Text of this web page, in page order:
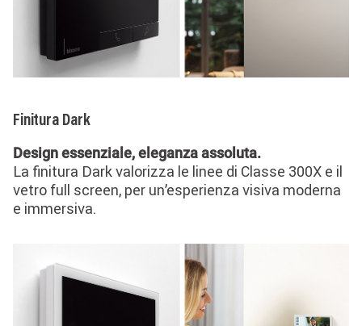
Finitura Dark
Design essenziale, eleganza assoluta.
La finitura Dark valorizza le linee di Classe 300X e il
vetro full screen, per un’esperienza visiva moderna
e immersiva.